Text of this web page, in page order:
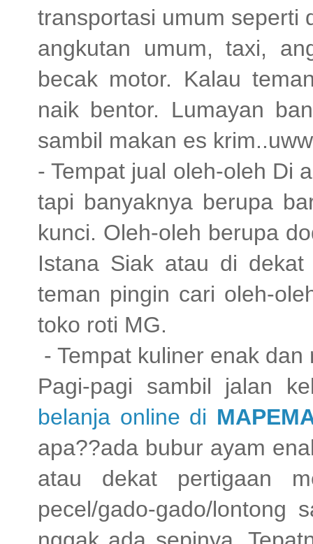
transportasi umum seperti
angkutan umum, taxi,
becak motor. Kalau
naik bentor. Lumayan
sambil makan es
- Tempat jual oleh-oleh Di
tapi banyaknya berupa
kunci. Oleh-oleh berupa
Istana Siak atau di dekat
teman pingin cari oleh-
toko roti MG.
- Tempat kuliner enak dan
Pagi-pagi sambil jalan
belanja online di
apa??ada bubur ayam
atau dekat pertigaan
pecel/gado-gado/lontong